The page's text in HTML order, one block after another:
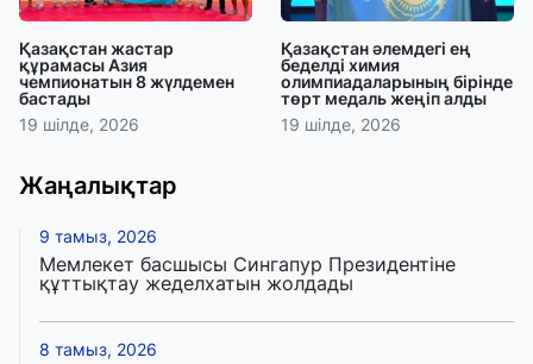
Қазақстан жастар
құрамасы Азия
чемпионатын 8 жүлдемен
бастады
19 шілде, 2026
Қазақстан әлемдегі ең
беделді химия
олимпиадаларының бірінде
төрт медаль жеңіп алды
19 шілде, 2026
Жаңалықтар
9 тамыз, 2026
Мемлекет басшысы Сингапур Президентіне
құттықтау жеделхатын жолдады
8 тамыз, 2026